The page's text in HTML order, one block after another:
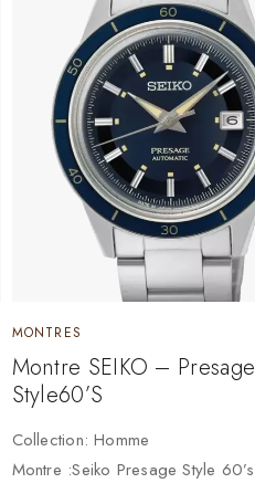
MONTRES
Montre SEIKO – Presage
Style60’s
Collection: Homme
Montre :Seiko Presage Style 60’s